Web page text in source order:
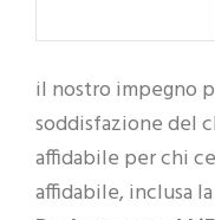
il nostro impegno
soddisfazione del
affidabile per chi
affidabile, inclusa